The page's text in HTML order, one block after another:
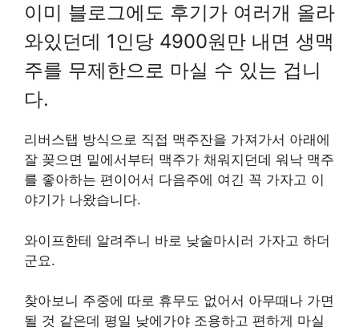
이미 블로그에도 후기가 여러개 올라
와있던데 1인당 4900원만 내면 생맥
주를 무제한으로 마실 수 있는 겁니
다.
리버스탭 방식으로 직접 맥주잔을 가져가서 아래에
잘 꽂으면 밑에서부터 맥주가 채워지던데 워낙 맥주
를 좋아하는 편이어서 다음주에 여긴 꼭 가자고 이
야기가 나왔습니다.
와이프한테 알려주니 바로 낮술마시러 가자고 하더
군요.
찾아보니 주중에 따로 휴무도 없어서 아무때나 가면
될 것 같은데 평일 낮에가야 조용하고 편하게 마실